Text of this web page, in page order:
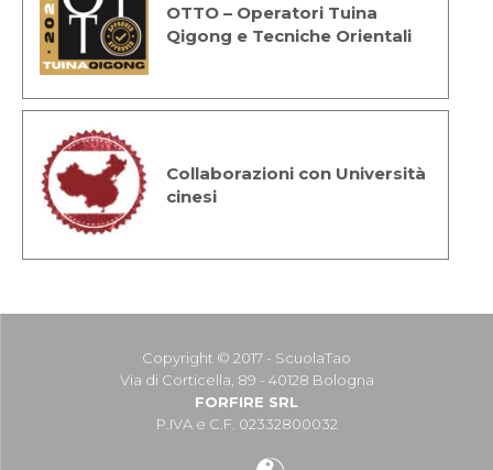
OTTO – Operatori Tuina
Qigong e Tecniche Orientali
Collaborazioni con Università
cinesi
Copyright © 2017 - ScuolaTao
Via di Corticella, 89 - 40128 Bologna
FORFIRE SRL
P.IVA e C.F. 02332800032